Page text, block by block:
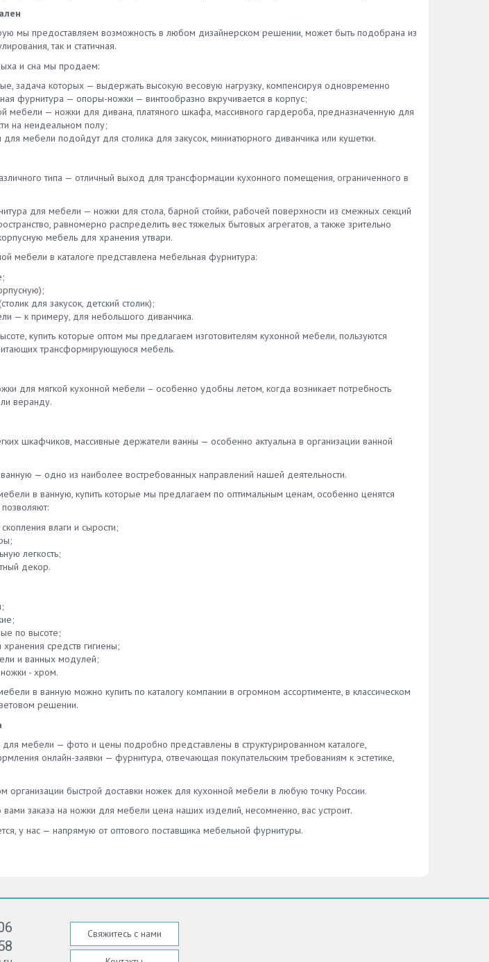
мы предоставляем возможность в любом дизайнерском решении, может быть подобрана из
так и статичная.
и сна мы продаем:
задача которых — выдержать высокую весовую нагрузку, компенсируя одновременно
фурнитура — опоры-ножки — винтообразно вкручивается в корпус;
мебели — ножки для дивана, платяного шкафа, массивного гардероба, предназначенную для
на неидеальном полу;
мебели подойдут для столика для закусок, миниатюрного диванчика или кушетки.
типа — отличный выход для трансформации кухонного помещения, ограниченного в
для мебели — ножки для стола, барной стойки, рабочей поверхности из смежных секций
равномерно распределить вес тяжелых бытовых агрегатов, а также зрительно
мебель для хранения утвари.
мебели в каталоге представлена мебельная фурнитура:
для закусок, детский столик);
— к примеру, для небольшого диванчика.
купить которые оптом мы предлагаем изготовителям кухонной мебели, пользуются
трансформирующуюся мебель.
для мягкой кухонной мебели – особенно удобны летом, когда возникает потребность
веранду.
шкафчиков, массивные держатели ванны — особенно актуальна в организации ванной
— одно из наиболее востребованных направлений нашей деятельности.
в ванную, купить которые мы предлагаем по оптимальным ценам, особенно ценятся
влаги и сырости;
легкость;
декор.
по высоте;
средств гигиены;
и ванных модулей;
- хром.
в ванную можно купить по каталогу компании в огромном ассортименте, в классическом
решении.
мебели — фото и цены подробно представлены в структурированном каталоге,
онлайн-заявки — фурнитура, отвечающая покупательским требованиям к эстетике,
организации быстрой доставки ножек для кухонной мебели в любую точку России.
заказа на ножки для мебели цена наших изделий, несомненно, вас устроит.
у нас — напрямую от оптового поставщика мебельной фурнитуры.
Свяжитесь с нами